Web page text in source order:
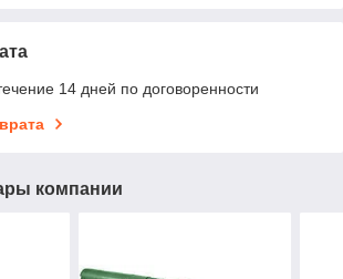
14 дней по договоренности
компании